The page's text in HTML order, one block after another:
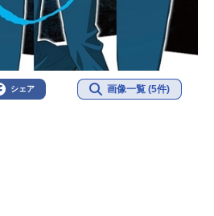
シェア 画像一覧 (5件)